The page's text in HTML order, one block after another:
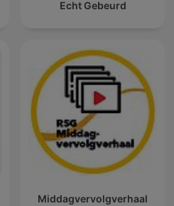
Echt Gebeurd
Middagvervolgverhaal